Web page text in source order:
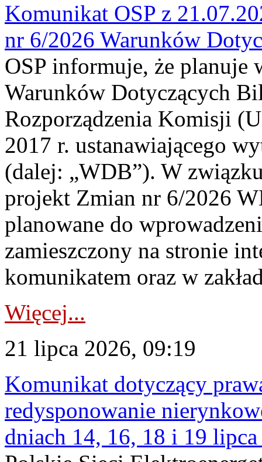
Komunikat OSP z
nr 6/2026 Warunków
OSP informuje, że planuje
Warunków Dotyczących
Rozporządzenia Komisji
2017 r. ustanawiającego
(dalej: „WDB”). W
projekt Zmian nr 6/2026
planowane do
zamieszczony na stronie
komunikatem oraz w
Więcej...
21 lipca 2026, 09:19
Komunikat dotyczący
redysponowanie
dniach 14, 16, 18 i 19